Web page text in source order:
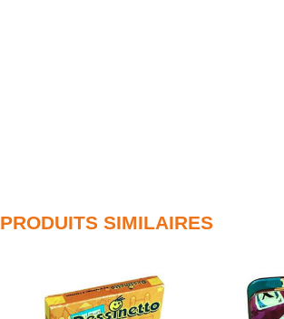
PRODUITS SIMILAIRES